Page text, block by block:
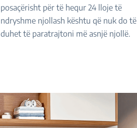
posaçërisht për të hequr 24 lloje të
ndryshme njollash kështu që nuk do të
duhet të paratrajtoni më asnjë njollë.